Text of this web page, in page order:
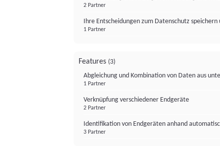
2 Partner
Ihre Entscheidungen zum Datenschutz
1 Partner
Features (3)
Abgleichung und Kombination von Daten aus
1 Partner
Verknüpfung verschiedener Endgeräte
2 Partner
Identifikation von Endgeräten anhand
3 Partner